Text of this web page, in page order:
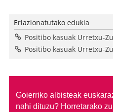
Erlazionatutako edukia
Positibo kasuak Urretxu-
Positibo kasuak Urretxu-
Goierriko albisteak
nahi dituzu? Horretarako